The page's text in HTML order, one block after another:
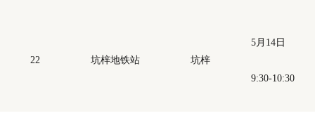
22 坑梓地铁站 坑梓
5月14日
9:30-10:30